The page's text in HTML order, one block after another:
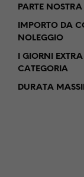
PARTE NOSTRA
IMPORTO DA
NOLEGGIO
I GIORNI
CATEGORIA
DURATA